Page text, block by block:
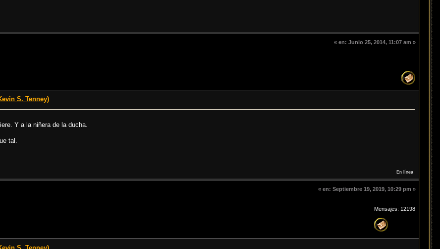
« en: Junio 25, 2014, 11:07 am »
S. Tenney)
Y a la niñera de la ducha.
tal.
En línea
« en: Septiembre 19, 2019, 10:29 pm »
Mensajes: 12198